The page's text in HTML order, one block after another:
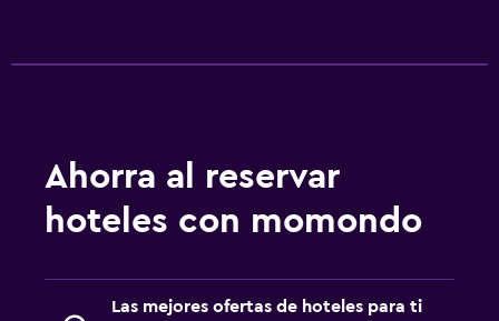
Ahorra al reservar
hoteles con momondo
Las mejores ofertas de hoteles para ti